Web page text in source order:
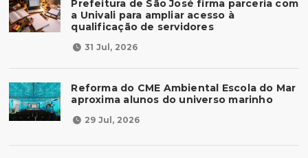
Prefeitura de São José firma parceria com
a Univali para ampliar acesso à
qualificação de servidores
31 Jul, 2026
Reforma do CME Ambiental Escola do Mar
aproxima alunos do universo marinho
29 Jul, 2026